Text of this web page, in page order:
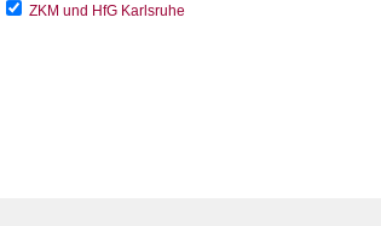
ZKM und HfG Karlsruhe